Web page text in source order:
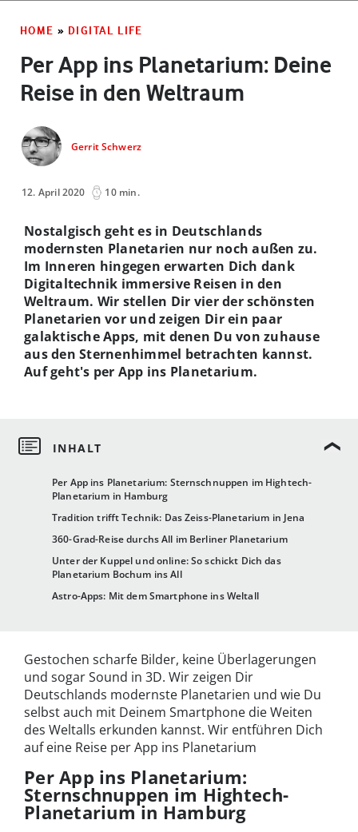
HOME » DIGITAL LIFE
Per App ins Planetarium: Deine
Reise in den Weltraum
Gerrit Schwerz
12. April 2020 10 min.
Per App ins Planetarium: Sternschnuppen im Hightech-
Planetarium in Hamburg
Tradition trifft Technik: Das Zeiss-Planetarium in Jena
360-Grad-Reise durchs All im Berliner Planetarium
Unter der Kuppel und online: So schickt Dich das
Planetarium Bochum ins All
Astro-Apps: Mit dem Smartphone ins Weltall
Nostalgisch geht es in Deutschlands
modernsten Planetarien nur noch außen zu.
Im Inneren hingegen erwarten Dich dank
Digitaltechnik immersive Reisen in den
Weltraum. Wir stellen Dir vier der schönsten
Planetarien vor und zeigen Dir ein paar
galaktische Apps, mit denen Du von zuhause
aus den Sternenhimmel betrachten kannst.
Auf geht's per App ins Planetarium.
Gestochen scharfe Bilder, keine Überlagerungen
und sogar Sound in 3D. Wir zeigen Dir
Deutschlands modernste Planetarien und wie Du
selbst auch mit Deinem Smartphone die Weiten
des Weltalls erkunden kannst. Wir entführen Dich
auf eine Reise per App ins Planetarium
Per App ins Planetarium:
Sternschnuppen im Hightech-
Planetarium in Hamburg